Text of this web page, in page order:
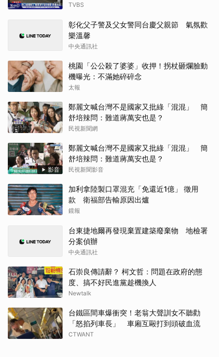
TVBS
彰化父子警及父女警同台慶父親節 氣氛歡
樂溫馨
中央通訊社
桃園「公公殺了婆婆」收押！拐杖砸爛臉動
機曝光：不滿她碎碎念
太報
鄭麗文喊台灣不是國家又批綠「混混」 簡
舒培辣問：難道蔣萬安也是？
民視新聞網
影音
鄭麗文喊台灣不是國家又批綠「混混」 簡
舒培辣問：難道蔣萬安也是？
民視新聞影音
加利拿陸製口罩混充「免還近1億」 徵用
款 衛福部告輸原因出爐
鏡報
台東捷地爾再發現棄置建築廢棄物 地檢署
分案偵辦
中央通訊社
石崇良傳請辭？ 柯文哲：問題在政府的態
度、搞不好民進黨趁機換人
Newtalk
台鐵區間車爆衝突！老翁大聲訓女不聽勸
「怒掐列車長」 車廂互毆打到頭破血流
CTWANT